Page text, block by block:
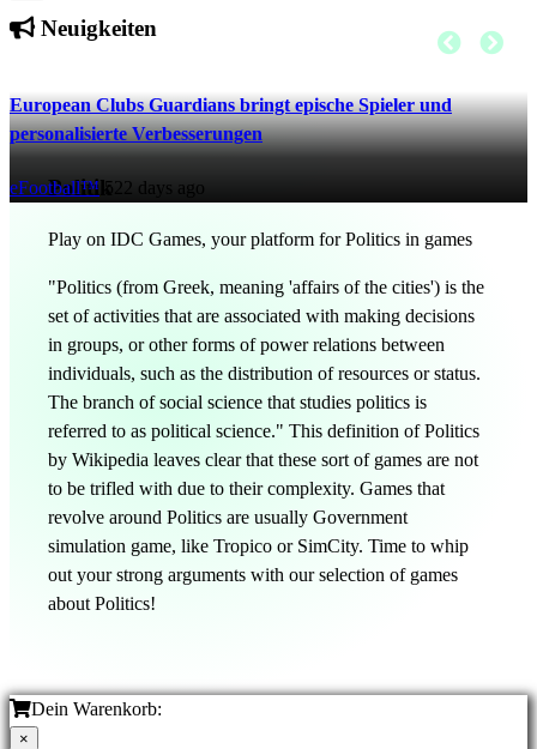
Neuigkeiten
European Clubs Guardians bringt epische Spieler und
personalisierte Verbesserungen
eFootball™ 522 days ago
Politik
Play on IDC Games, your platform for Politics in games
"Politics (from Greek, meaning 'affairs of the cities') is the
set of activities that are associated with making decisions
in groups, or other forms of power relations between
individuals, such as the distribution of resources or status.
The branch of social science that studies politics is
referred to as political science." This definition of Politics
by Wikipedia leaves clear that these sort of games are not
to be trifled with due to their complexity. Games that
revolve around Politics are usually Government
simulation game, like Tropico or SimCity. Time to whip
out your strong arguments with our selection of games
about Politics!
Dein Warenkorb:
×